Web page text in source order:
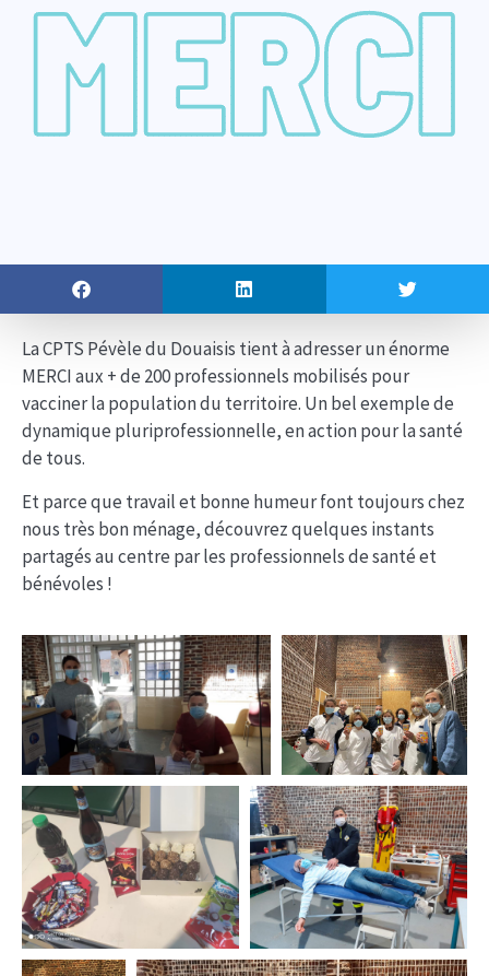
La CPTS Pévèle du Douaisis tient à adresser un énorme
MERCI aux + de 200 professionnels mobilisés pour
vacciner la population du territoire. Un bel exemple de
dynamique pluriprofessionnelle, en action pour la santé
de tous.
Et parce que travail et bonne humeur font toujours chez
nous très bon ménage, découvrez quelques instants
partagés au centre par les professionnels de santé et
bénévoles !